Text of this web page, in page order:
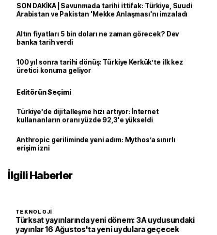
SON DAKİKA | Savunmada tarihi ittifak: Türkiye, Suudi
Arabistan ve Pakistan 'Mekke Anlaşması'nı imzaladı
Altın fiyatları 5 bin doları ne zaman görecek? Dev
banka tarih verdi
100 yıl sonra tarihi dönüş: Türkiye Kerkük’te ilk kez
üretici konuma geliyor
Editörün Seçimi
Türkiye'de dijitalleşme hızı artıyor: İnternet
kullananların oranı yüzde 92,3'e yükseldi
Anthropic geriliminde yeni adım: Mythos’a sınırlı
erişim izni
İlgili Haberler
TEKNOLOJI
Türksat yayınlarında yeni dönem: 3A uydusundaki
yayınlar 16 Ağustos'ta yeni uydulara geçecek